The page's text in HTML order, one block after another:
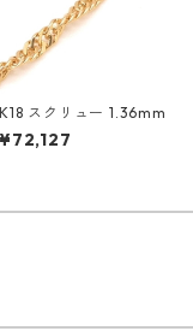
K18 スクリュー 1.36mm
¥72,127